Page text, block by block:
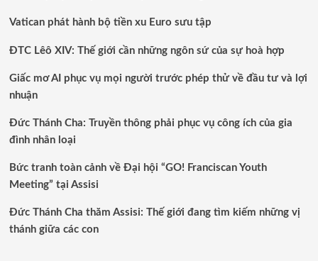
Vatican phát hành bộ tiền xu Euro sưu tập
ĐTC Lêô XIV: Thế giới cần những ngôn sứ của sự hoà hợp
Giấc mơ AI phục vụ mọi người trước phép thử về đầu tư và lợi
nhuận
Đức Thánh Cha: Truyền thông phải phục vụ công ích của gia
đình nhân loại
Bức tranh toàn cảnh về Đại hội “GO! Franciscan Youth
Meeting” tại Assisi
Đức Thánh Cha thăm Assisi: Thế giới đang tìm kiếm những vị
thánh giữa các con